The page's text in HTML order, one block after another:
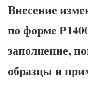
Внесение
по форме
заполнение,
образцы и